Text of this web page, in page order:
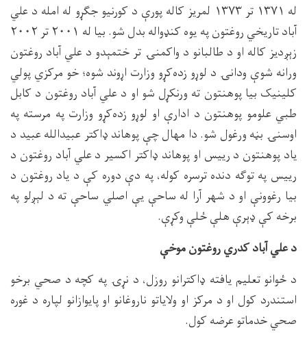
له ۱۳۷۱ تر ۱۳۷۳ لمریز کاله پورې د کورنیو جګړو له امله د علي
آباد تاریخي روغتون په یوه کنډواله بدل شو. بیا له ۲۰۰۱ تر ۲۰۰۲
زېږدیز کاله او د طالبانو د واکمنۍ تر ختمېدو د علي آباد روغتون
ورانه شوې ودانۍ د لوړو زده‌کړو وزارت اړوند شوه؛ خو مرکزي پولي
کلینیک بیا پوهنتون ته ورنکړل شو او د علي آباد روغتون د کابل
طبي علومو پوهنتون د ادارې او لوړو زده‌کړو وزارت په مرسته په
اوسنۍ بڼه ورغول شو. دا مهال چې پوهاند ډاکتر عبیدالله عبید د
یاد پوهنتون د رییس او پوهاند ډاکتر اکسیر د علي آباد روغتون د
رییس په توګه دنده ترسره کوله، په دې دوره کې د یاد روغتون د
بیا رغوونې او د شهر آرا له ساحې یې اصلي ساحې ته د لېږلو په
برخه کې ډېرې هلې ځلې وکړې.
د علي آباد کدري روغتون موخې
د ځوانو تعلیم یافته ډاکترانو روزل، د نړۍ په کچه د صحي برخو
استندرد کول او د مرکز او ولایاتو ناروغانو او پایوازانو لپاره د غوره
صحي خدماتو عرضه کول.